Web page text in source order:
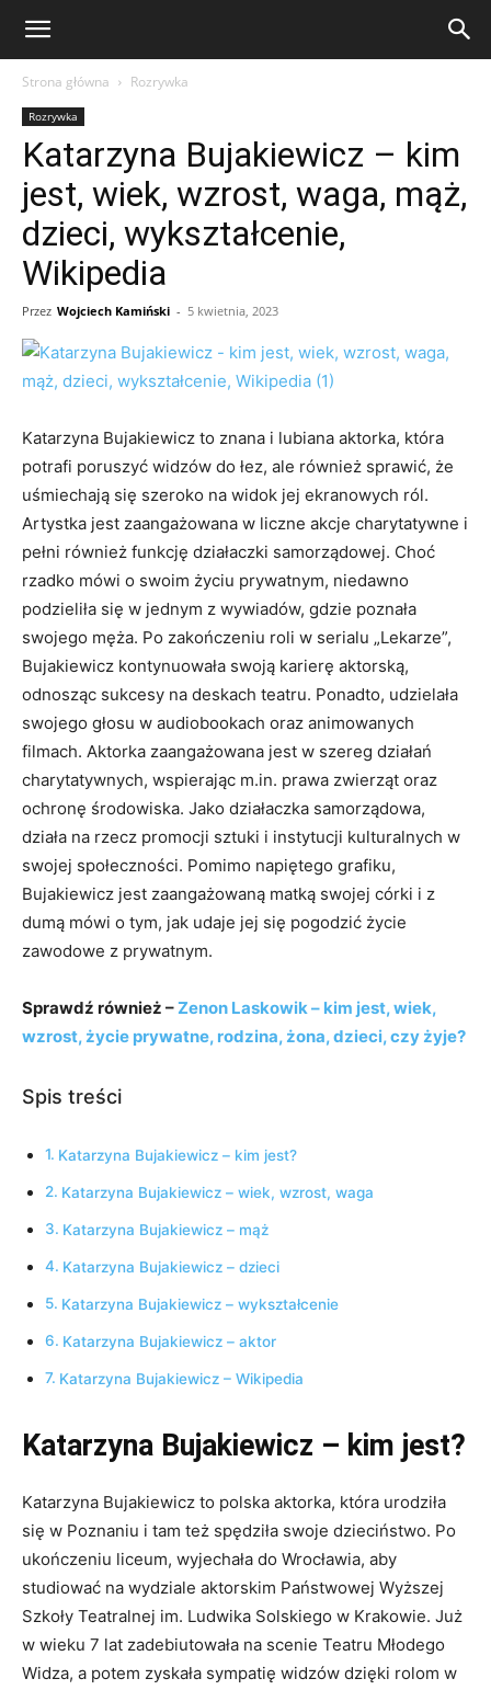
eFakty24.pl
Strona główna Rozrywka
Rozrywka
Katarzyna Bujakiewicz – kim
jest, wiek, wzrost, waga, mąż,
dzieci, wykształcenie,
Wikipedia
Przez Wojciech Kamiński - 5 kwietnia, 2023
Katarzyna Bujakiewicz to znana i lubiana aktorka, która
potrafi poruszyć widzów do łez, ale również sprawić, że
uśmiechają się szeroko na widok jej ekranowych ról.
Artystka jest zaangażowana w liczne akcje charytatywne i
pełni również funkcję działaczki samorządowej. Choć
rzadko mówi o swoim życiu prywatnym, niedawno
podzieliła się w jednym z wywiadów, gdzie poznała
swojego męża. Po zakończeniu roli w serialu „Lekarze”,
Bujakiewicz kontynuowała swoją karierę aktorską,
odnosząc sukcesy na deskach teatru. Ponadto, udzielała
swojego głosu w audiobookach oraz animowanych
filmach. Aktorka zaangażowana jest w szereg działań
charytatywnych, wspierając m.in. prawa zwierząt oraz
ochronę środowiska. Jako działaczka samorządowa,
działa na rzecz promocji sztuki i instytucji kulturalnych w
swojej społeczności. Pomimo napiętego grafiku,
Bujakiewicz jest zaangażowaną matką swojej córki i z
dumą mówi o tym, jak udaje jej się pogodzić życie
zawodowe z prywatnym.
Sprawdź również –Zenon Laskowik – kim jest, wiek,
wzrost, życie prywatne, rodzina, żona, dzieci, czy żyje?
Spis treści
Katarzyna Bujakiewicz – kim jest?
Katarzyna Bujakiewicz – wiek, wzrost, waga
Katarzyna Bujakiewicz – mąż
Katarzyna Bujakiewicz – dzieci
Katarzyna Bujakiewicz – wykształcenie
Katarzyna Bujakiewicz – aktor
Katarzyna Bujakiewicz – Wikipedia
Katarzyna Bujakiewicz – kim jest?
Katarzyna Bujakiewicz to polska aktorka, która urodziła
się w Poznaniu i tam też spędziła swoje dzieciństwo. Po
ukończeniu liceum, wyjechała do Wrocławia, aby
studiować na wydziale aktorskim Państwowej Wyższej
Szkoły Teatralnej im. Ludwika Solskiego w Krakowie. Już
w wieku 7 lat zadebiutowała na scenie Teatru Młodego
Widza, a potem zyskała sympatię widzów dzięki rolom w